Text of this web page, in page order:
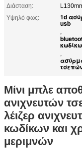
Διάσταση:
Υψηλό φως:
1d
usb
,
,
Μίνι μπλε
ανιχνευτών
λέιζερ
κωδίκων και
μεριμνών